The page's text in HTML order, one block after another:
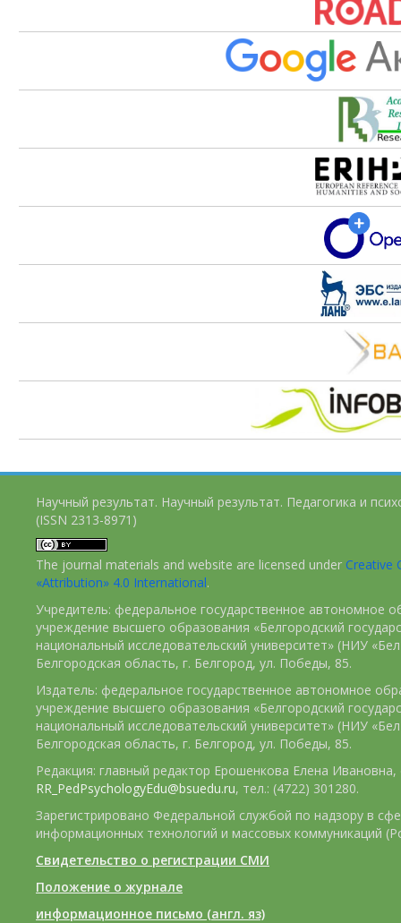
Научный результат. Научный результат. Педагогика и
(ISSN 2313-8971)
The journal materials and website are licensed under Creative
«Attribution» 4.0 International.
Учредитель: федеральное государственное автономное
учреждение высшего образования «Белгородский
национальный исследовательский университет» (НИУ
Белгородская область, г. Белгород, ул. Победы, 85.
Издатель: федеральное государственное автономное
учреждение высшего образования «Белгородский
национальный исследовательский университет» (НИУ
Белгородская область, г. Белгород, ул. Победы, 85.
Редакция: главный редактор Ерошенкова Елена Ивановна,
RR_PedPsychologyEdu@bsuedu.ru, тел.: (4722) 301280.
Зарегистрировано Федеральной службой по надзору в
информационных технологий и массовых коммуникаций
Свидетельство о регистрации СМИ
Положение о журнале
информационное письмо (англ. яз)